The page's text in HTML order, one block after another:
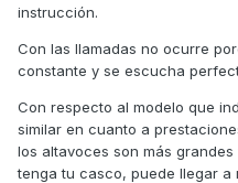
instrucción.
Con las llamadas no ocurre
constante y se escucha
Con respecto al modelo que
similar en cuanto a
los altavoces son más
tenga tu casco, puede llegar a